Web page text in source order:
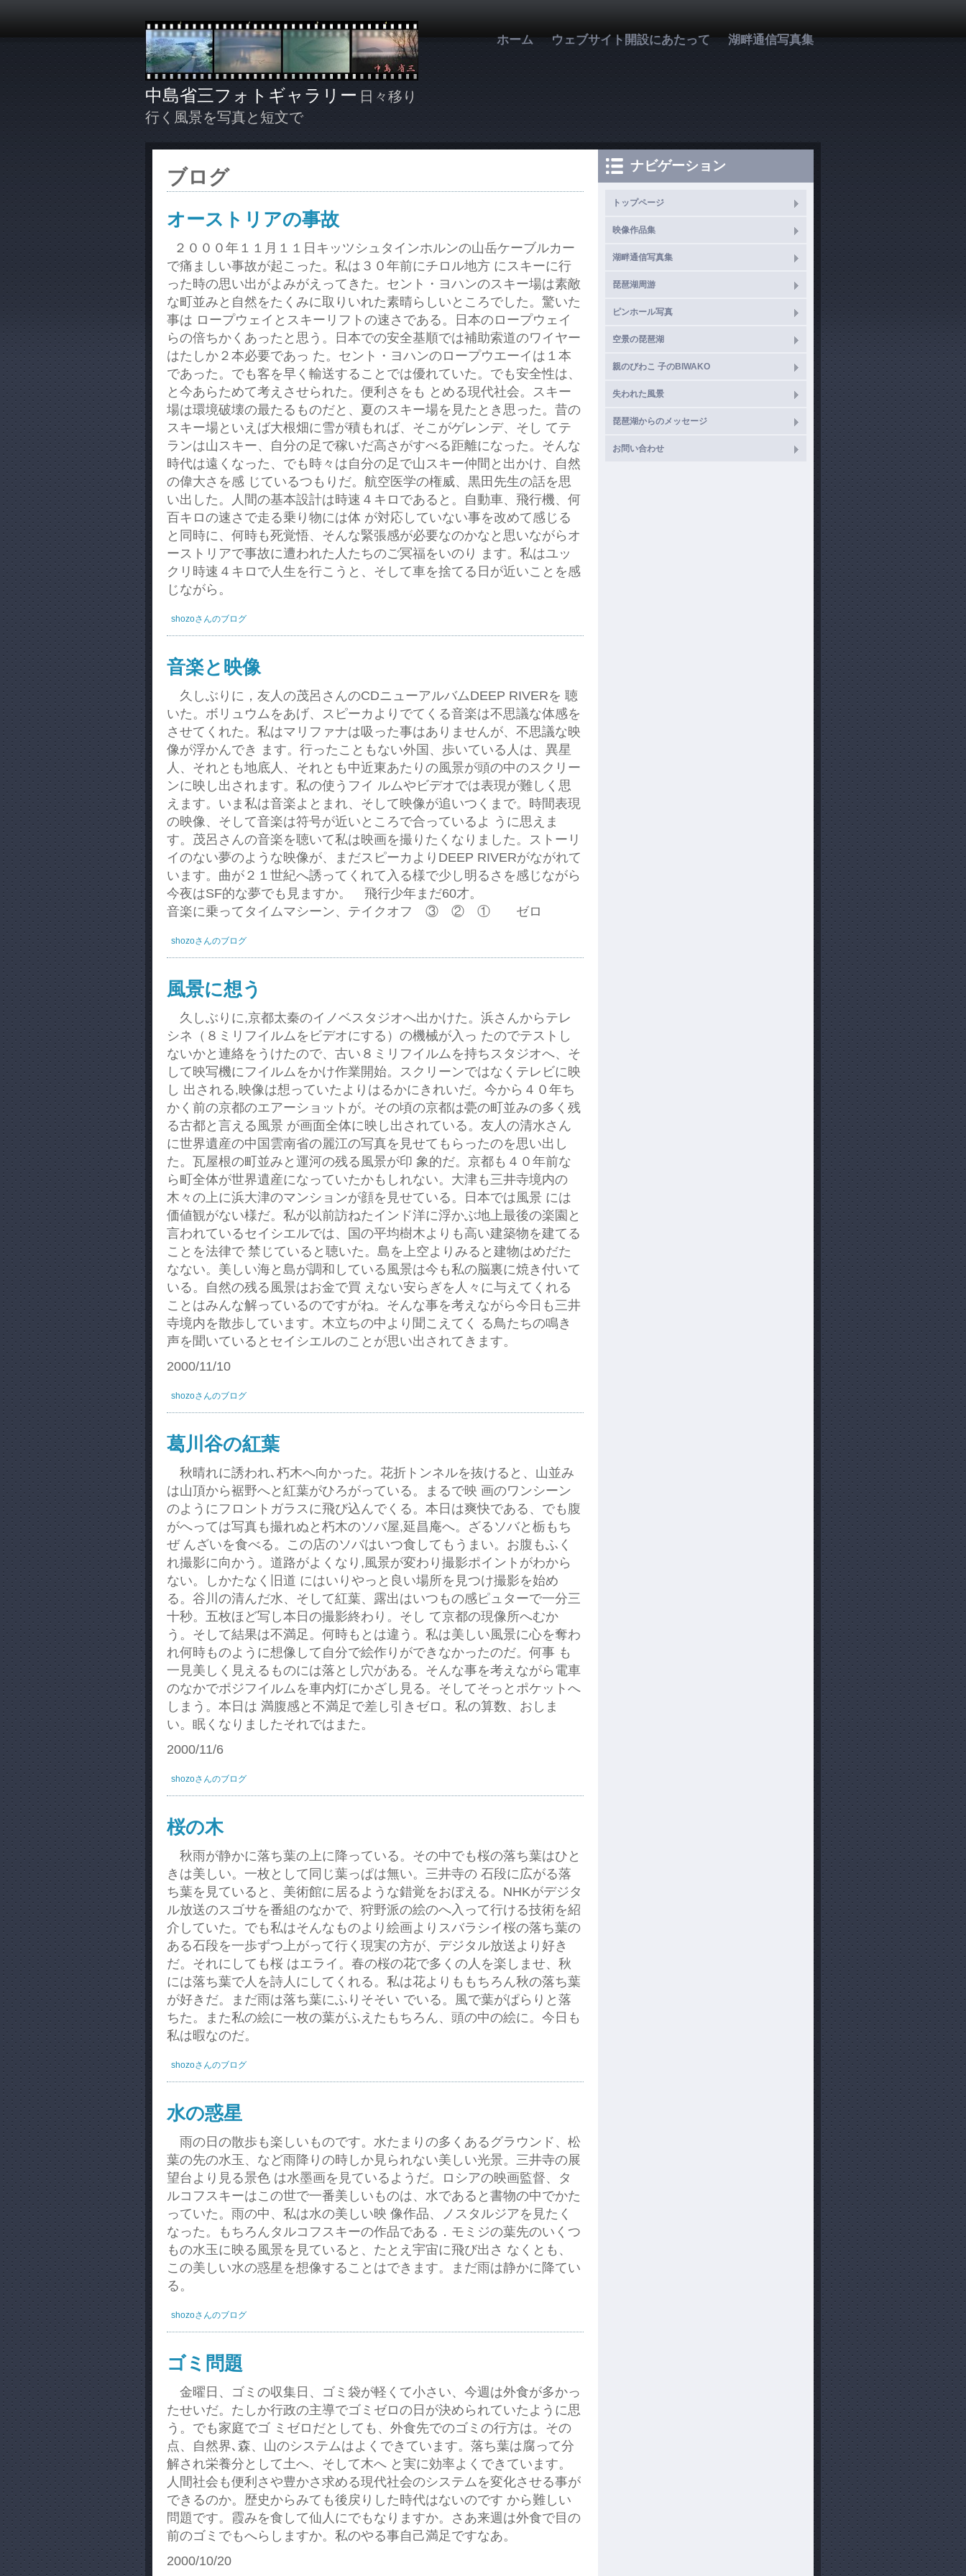
中島省三フォトギャラリー 日々移り
行く風景を写真と短文で
ホーム ウェブサイト開設にあたって 湖畔通信写真集
ブログ
オーストリアの事故
２０００年１１月１１日キッツシュタインホルンの山岳ケーブルカー
で痛ましい事故が起こった。私は３０年前にチロル地方 にスキーに行
った時の思い出がよみがえってきた。セント・ヨハンのスキー場は素敵
な町並みと自然をたくみに取りいれた素晴らしいところでした。驚いた
事は ロープウェイとスキーリフトの速さである。日本のロープウェイ
らの倍ちかくあったと思う。日本での安全基順では補助索道のワイヤー
はたしか２本必要であっ た。セント・ヨハンのロープウエーイは１本
であった。でも客を早く輸送することでは優れていた。でも安全性は、
と今あらためて考えさせられた。便利さをも とめる現代社会。スキー
場は環境破壊の最たるものだと、夏のスキー場を見たとき思った。昔の
スキー場といえば大根畑に雪が積もれば、そこがゲレンデ、そし てテ
ランは山スキー、自分の足で稼いだ高さがすべる距離になった。そんな
時代は遠くなった、でも時々は自分の足で山スキー仲間と出かけ、自然
の偉大さを感 じているつもりだ。航空医学の権威、黒田先生の話を思
い出した。人間の基本設計は時速４キロであると。自動車、飛行機、何
百キロの速さで走る乗り物には体 が対応していない事を改めて感じる
と同時に、何時も死覚悟、そんな緊張感が必要なのかなと思いながらオ
ーストリアで事故に遭われた人たちのご冥福をいのり ます。私はユッ
クリ時速４キロで人生を行こうと、そして車を捨てる日が近いことを感
じながら。
shozoさんのブログ
音楽と映像
久しぶりに，友人の茂呂さんのCDニューアルバムDEEP RIVERを 聴
いた。ボリュウムをあげ、スピーカよりでてくる音楽は不思議な体感を
させてくれた。私はマリファナは吸った事はありませんが、不思議な映
像が浮かんでき ます。行ったこともない外国、歩いている人は、異星
人、それとも地底人、それとも中近東あたりの風景が頭の中のスクリー
ンに映し出されます。私の使うフイ ルムやビデオでは表現が難しく思
えます。いま私は音楽よとまれ、そして映像が追いつくまで。時間表現
の映像、そして音楽は符号が近いところで合っているよ うに思えま
す。茂呂さんの音楽を聴いて私は映画を撮りたくなりました。ストーリ
イのない夢のような映像が、まだスピーカよりDEEP RIVERがながれて
います。曲が２１世紀へ誘ってくれて入る様で少し明るさを感じながら
今夜はSF的な夢でも見ますか。 飛行少年まだ60才。
音楽に乗ってタイムマシーン、テイクオフ ③ ② ① ゼロ
shozoさんのブログ
風景に想う
久しぶりに,京都太秦のイノベスタジオへ出かけた。浜さんからテレ
シネ（８ミリフイルムをビデオにする）の機械が入っ たのでテストし
ないかと連絡をうけたので、古い８ミリフイルムを持ちスタジオへ、そ
して映写機にフイルムをかけ作業開始。スクリーンではなくテレビに映
し 出される,映像は想っていたよりはるかにきれいだ。今から４０年ち
かく前の京都のエアーショットが。その頃の京都は甍の町並みの多く残
る古都と言える風景 が画面全体に映し出されている。友人の清水さん
に世界遺産の中国雲南省の麗江の写真を見せてもらったのを思い出し
た。瓦屋根の町並みと運河の残る風景が印 象的だ。京都も４０年前な
ら町全体が世界遺産になっていたかもしれない。大津も三井寺境内の
木々の上に浜大津のマンションが顔を見せている。日本では風景 には
価値観がない様だ。私が以前訪ねたインド洋に浮かぶ地上最後の楽園と
言われているセイシエルでは、国の平均樹木よりも高い建築物を建てる
ことを法律で 禁じていると聴いた。島を上空よりみると建物はめだた
なない。美しい海と島が調和している風景は今も私の脳裏に焼き付いて
いる。自然の残る風景はお金で買 えない安らぎを人々に与えてくれる
ことはみんな解っているのですがね。そんな事を考えながら今日も三井
寺境内を散歩しています。木立ちの中より聞こえてく る鳥たちの鳴き
声を聞いているとセイシエルのことが思い出されてきます。
2000/11/10
shozoさんのブログ
葛川谷の紅葉
秋晴れに誘われ､朽木へ向かった。花折トンネルを抜けると、山並み
は山頂から裾野へと紅葉がひろがっている。まるで映 画のワンシーン
のようにフロントガラスに飛び込んでくる。本日は爽快である、でも腹
がへっては写真も撮れぬと朽木のソバ屋,延昌庵へ。ざるソバと栃もち
ぜ んざいを食べる。この店のソバはいつ食してもうまい。お腹もふく
れ撮影に向かう。道路がよくなり,風景が変わり撮影ポイントがわから
ない。しかたなく旧道 にはいりやっと良い場所を見つけ撮影を始め
る。谷川の清んだ水、そして紅葉、露出はいつもの感ピュターで一分三
十秒。五枚ほど写し本日の撮影終わり。そし て京都の現像所へむか
う。そして結果は不満足。何時もとは違う。私は美しい風景に心を奪わ
れ何時ものように想像して自分で絵作りができなかったのだ。何事 も
一見美しく見えるものには落とし穴がある。そんな事を考えながら電車
のなかでポジフイルムを車内灯にかざし見る。そしてそっとポケットへ
しまう。本日は 満腹感と不満足で差し引きゼロ。私の算数、おしま
い。眠くなりましたそれではまた。
2000/11/6
shozoさんのブログ
桜の木
秋雨が静かに落ち葉の上に降っている。その中でも桜の落ち葉はひと
きは美しい。一枚として同じ葉っぱは無い。三井寺の 石段に広がる落
ち葉を見ていると、美術館に居るような錯覚をおぼえる。NHKがデジタ
ル放送のスゴサを番組のなかで、狩野派の絵のへ入って行ける技術を紹
介していた。でも私はそんなものより絵画よりスバラシイ桜の落ち葉の
ある石段を一歩ずつ上がって行く現実の方が、デジタル放送より好き
だ。それにしても桜 はエライ。春の桜の花で多くの人を楽しませ、秋
には落ち葉で人を詩人にしてくれる。私は花よりももちろん秋の落ち葉
が好きだ。まだ雨は落ち葉にふりそそい でいる。風で葉がぱらりと落
ちた。また私の絵に一枚の葉がふえたもちろん、頭の中の絵に。今日も
私は暇なのだ。
shozoさんのブログ
水の惑星
雨の日の散歩も楽しいものです。水たまりの多くあるグラウンド、松
葉の先の水玉、など雨降りの時しか見られない美しい光景。三井寺の展
望台より見る景色 は水墨画を見ているようだ。ロシアの映画監督、タ
ルコフスキーはこの世で一番美しいものは、水であると書物の中でかた
っていた。雨の中、私は水の美しい映 像作品、ノスタルジアを見たく
なった。もちろんタルコフスキーの作品である．モミジの葉先のいくつ
もの水玉に映る風景を見ていると、たとえ宇宙に飛び出さ なくとも、
この美しい水の惑星を想像することはできます。まだ雨は静かに降てい
る。
shozoさんのブログ
ゴミ問題
金曜日、ゴミの収集日、ゴミ袋が軽くて小さい、今週は外食が多かっ
たせいだ。たしか行政の主導でゴミゼロの日が決められていたように思
う。でも家庭でゴ ミゼロだとしても、外食先でのゴミの行方は。その
点、自然界､森、山のシステムはよくできています。落ち葉は腐って分
解され栄養分として土へ、そして木へ と実に効率よくできています。
人間社会も便利さや豊かさ求める現代社会のシステムを変化させる事が
できるのか。歴史からみても後戻りした時代はないのです から難しい
問題です。霞みを食して仙人にでもなりますか。さあ来週は外食で目の
前のゴミでもへらしますか。私のやる事自己満足ですなあ。
2000/10/20
ナビゲーション
トップページ
映像作品集
湖畔通信写真集
琵琶湖周游
ピンホール写真
空景の琵琶湖
親のびわこ 子のBIWAKO
失われた風景
琵琶湖からのメッセージ
お問い合わせ